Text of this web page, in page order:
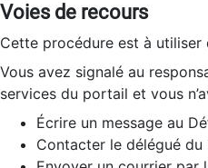
Voies de recours
Cette procédure est à utiliser
Vous avez signalé au
services du portail et vous
Écrire un message au
Contacter le délégué